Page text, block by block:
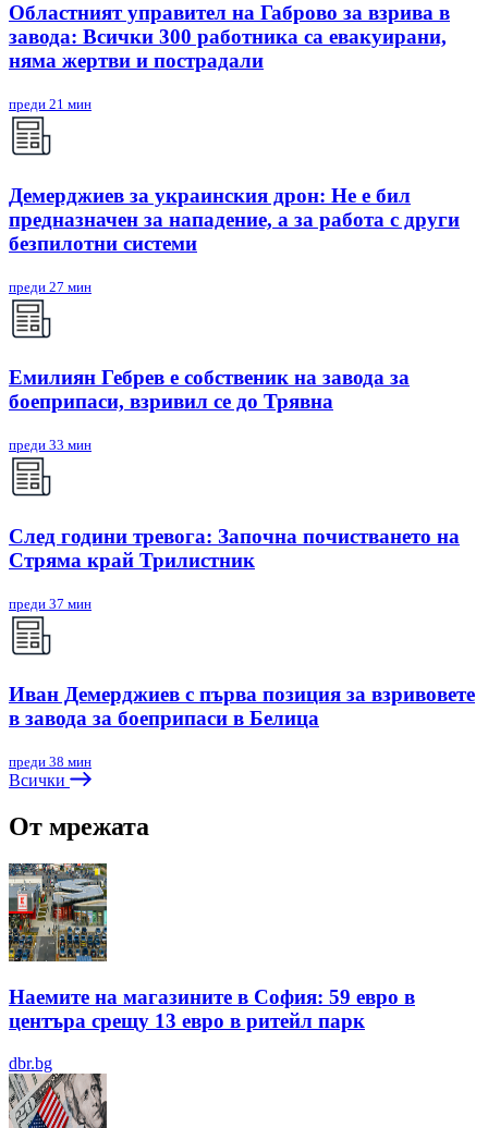
Областният управител на Габрово за взрива в
завода: Всички 300 работника са евакуирани,
няма жертви и пострадали
преди 21 мин
Демерджиев за украинския дрон: Не е бил
предназначен за нападение, а за работа с други
безпилотни системи
преди 27 мин
Емилиян Гебрев е собственик на завода за
боеприпаси, взривил се до Трявна
преди 33 мин
След години тревога: Започна почистването на
Стряма край Трилистник
преди 37 мин
Иван Демерджиев с първа позиция за взривовете
в завода за боеприпаси в Белица
преди 38 мин
Всички
От мрежата
Наемите на магазините в София: 59 евро в
центъра срещу 13 евро в ритейл парк
dbr.bg